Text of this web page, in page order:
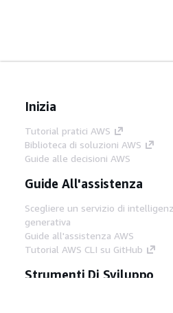
Inizia
Tutorial pratici AWS
Biblioteca di soluzioni AWS
Guide alle decisioni AWS
Guide All'assistenza
Scegliere un servizio di
generativa
Guide all'assistenza AWS
Tutorial AWS CLI su GitHub
Strumenti Di Sviluppo